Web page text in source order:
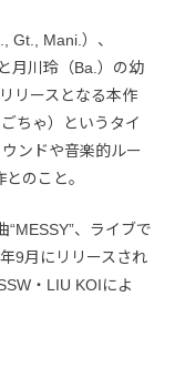
Gt., Mani.）、
月川玲（Ba.）の幼
リースとなる本作
ちゃ）というタイ
ンドや音楽的ルー
のこと。
、ライブで
9月にリリースされ
・LIU KOIによ